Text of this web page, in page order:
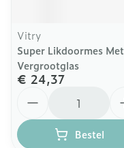
Vitry
Super Likdoormes Met
Vergrootglas
€ 24,37
Bestel